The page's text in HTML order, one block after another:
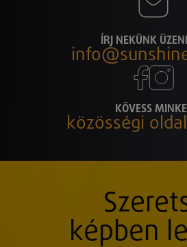
ÍRJ NEKÜNK
KÖVESS
közösségi
képben